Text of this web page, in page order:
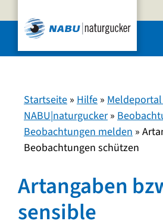
Inhalt
springen
Startseite » Hilfe »
NABU|naturgucker»
Beobachtungen melden »
Beobachtungen schützen
Artangaben
sensible